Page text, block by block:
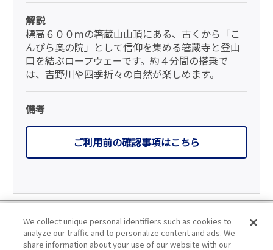
解説
標高６００ｍの箸蔵山山頂にある、古くから「こ
んぴら奥の院」として信仰を集める箸蔵寺と登山
口を結ぶロープウェーです。約４分間の搭乗で
は、吉野川や四季折々の自然が楽しめます。
備考
ご利用前の確認事項はこちら
個人情報の取り扱いについて
We collect unique personal identifiers such as cookies to
analyze our traffic and to personalize content and ads. We
share information about your use of our website with our